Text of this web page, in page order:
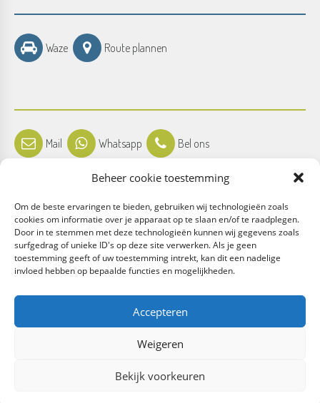
Beheer cookie toestemming
Om de beste ervaringen te bieden, gebruiken wij technologieën zoals
cookies om informatie over je apparaat op te slaan en/of te raadplegen.
Door in te stemmen met deze technologieën kunnen wij gegevens zoals
surfgedrag of unieke ID's op deze site verwerken. Als je geen
toestemming geeft of uw toestemming intrekt, kan dit een nadelige
invloed hebben op bepaalde functies en mogelijkheden.
Accepteren
Weigeren
Bekijk voorkeuren
Waze Route plannen
Mail Whatsapp Bel ons
Facebook Instagram
Algemene voorwaarden